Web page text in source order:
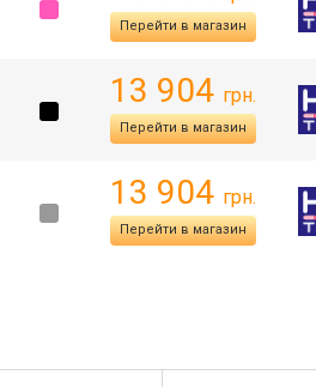
Перейти в магазин
13 904 грн.
Перейти в магазин
13 904 грн.
Перейти в магазин